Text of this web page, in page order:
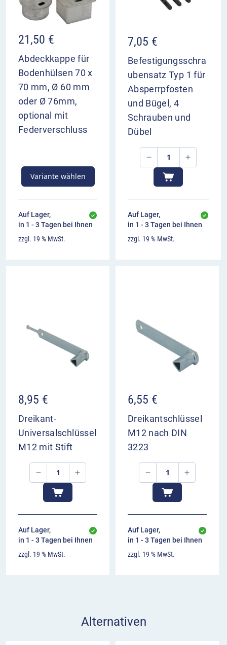
Schloss (herausnehmbar): Dreikantschloss
nach DIN 3223
21,50 €
Abdeckkappe für
Bodenhülsen 70 x
70 mm, Ø 60 mm
oder Ø 76mm,
optional mit
Federverschluss
Variante wählen
Auf Lager,
in 1 - 3 Tagen bei Ihnen
zzgl. 19 % MwSt.
7,05 €
Befestigungsschra
ubensatz Typ 1 für
Absperrpfosten
und Bügel, 4
Schrauben und
Dübel
Auf Lager,
in 1 - 3 Tagen bei Ihnen
zzgl. 19 % MwSt.
8,95 €
Dreikant-
Universalschlüssel
M12 mit Stift
Auf Lager,
in 1 - 3 Tagen bei Ihnen
zzgl. 19 % MwSt.
6,55 €
Dreikantschlüssel
M12 nach DIN
3223
Auf Lager,
in 1 - 3 Tagen bei Ihnen
zzgl. 19 % MwSt.
Alternativen